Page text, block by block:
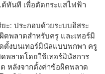
ด้ทันที เพื่อตัดกระแสไฟฟ้า
ะ: ประกอบด้วยระบบอิสระ
ดพลาดสำหรับครู และเทอร์มิ
ตั้งบนเทอร์มินัลแบบพกพา ครู
พลาดโดยใช้เทอร์มินัลการ
หลังจากตั้งค่าข้อผิดพลาด